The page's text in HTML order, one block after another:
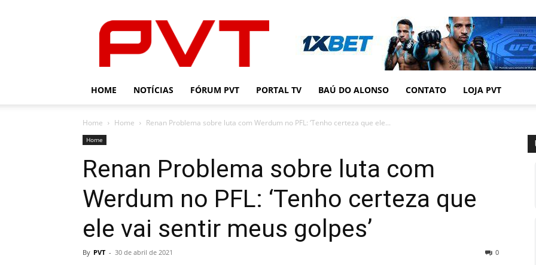
HOME NOTÍCIAS FÓRUM PVT PORTAL TV BAÚ DO ALONSO CONTATO LOJA PVT
Home Home Renan Problema sobre luta com Werdum no PFL: ‘Tenho certeza que ele...
Home
Renan Problema sobre luta com
Werdum no PFL: ‘Tenho certeza que
ele vai sentir meus golpes’
By PVT - 30 de abril de 2021 0